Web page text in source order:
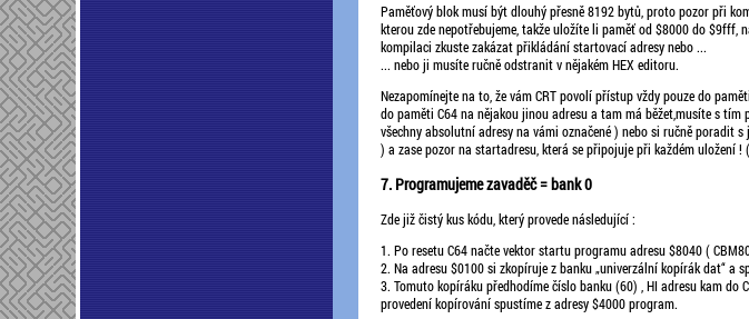
Paměťový blok musí být dlouhý přesně 8192 bytů, proto pozor při
kterou zde nepotřebujeme, takže uložíte li paměť od $8000 do
kompilaci zkuste zakázat přikládání startovací adresy nebo ...
... nebo ji musíte ručně odstranit v nějakém HEX editoru.
Nezapomínejte na to, že vám CRT povolí přístup vždy pouze do
do paměti C64 na nějakou jinou adresu a tam má běžet,musíte s
všechny absolutní adresy na vámi označené ) nebo si ručně
) a zase pozor na startadresu, která se připojuje při každém uložení !
7. Programujeme zavaděč = bank 0
Zde již čistý kus kódu, který provede následující :
1. Po resetu C64 načte vektor startu programu adresu $8040 (
2. Na adresu $0100 si zkopíruje z banku „univerzální kopírák dat“ a
3. Tomuto kopíráku předhodíme číslo banku (60) , HI adresu kam
provedení kopírování spustíme z adresy $4000 program.